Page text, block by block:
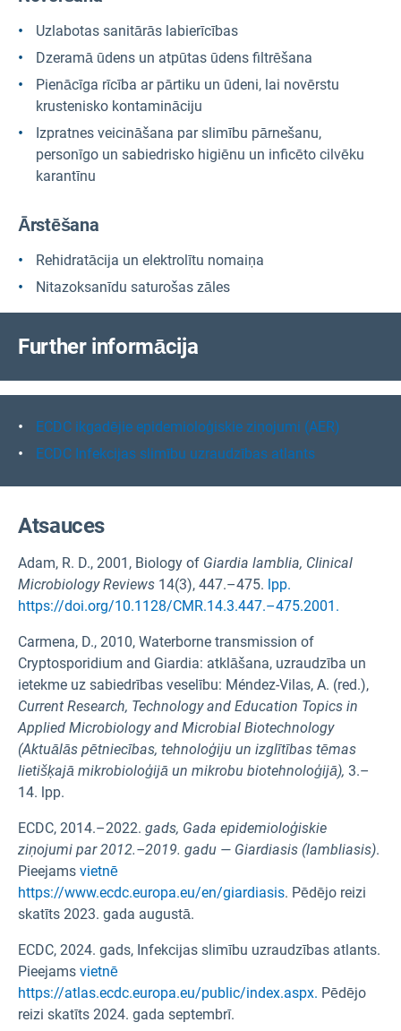
Uzlabotas sanitārās labierīcības
Dzeramā ūdens un atpūtas ūdens filtrēšana
Pienācīga rīcība ar pārtiku un ūdeni, lai novērstu
krustenisko kontamināciju
Izpratnes veicināšana par slimību pārnešanu,
personīgo un sabiedrisko higiēnu un inficēto cilvēku
karantīnu
Ārstēšana
Rehidratācija un elektrolītu nomaiņa
Nitazoksanīdu saturošas zāles
Further informācija
ECDC ikgadējie epidemioloģiskie ziņojumi (AER)
ECDC Infekcijas slimību uzraudzības atlants
Atsauces
Adam, R. D., 2001, Biology of Giardia lamblia, Clinical
Microbiology Reviews 14(3), 447.–475. lpp.
https://doi.org/10.1128/CMR.14.3.447.–475.2001.
Carmena, D., 2010, Waterborne transmission of
Cryptosporidium and Giardia: atklāšana, uzraudzība un
ietekme uz sabiedrības veselību: Méndez-Vilas, A. (red.),
Current Research, Technology and Education Topics in
Applied Microbiology and Microbial Biotechnology
(Aktuālās pētniecības, tehnoloģiju un izglītības tēmas
lietišķajā mikrobioloģijā un mikrobu biotehnoloģijā), 3.–
14. lpp.
ECDC, 2014.–2022. gads, Gada epidemioloģiskie
ziņojumi par 2012.–2019. gadu — Giardiasis (lambliasis).
Pieejams vietnē
https://www.ecdc.europa.eu/en/giardiasis. Pēdējo reizi
skatīts 2023. gada augustā.
ECDC, 2024. gads, Infekcijas slimību uzraudzības atlants.
Pieejams vietnē
https://atlas.ecdc.europa.eu/public/index.aspx. Pēdējo
reizi skatīts 2024. gada septembrī.